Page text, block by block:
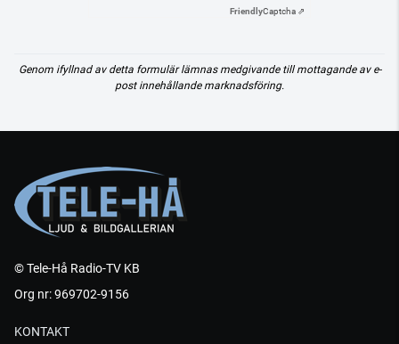
FriendlyCaptcha ⇗
Genom ifyllnad av detta formulär lämnas medgivande till mottagande av e-
post innehållande marknadsföring.
© Tele-Hå Radio-TV KB
Org nr: 969702-9156
KONTAKT